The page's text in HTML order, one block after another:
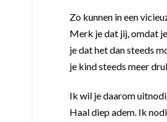
Zo kunnen in een
Merk je dat jij, omdat
je dat het dan steeds
je kind steeds meer
Ik wil je daarom
Haal diep adem. Ik